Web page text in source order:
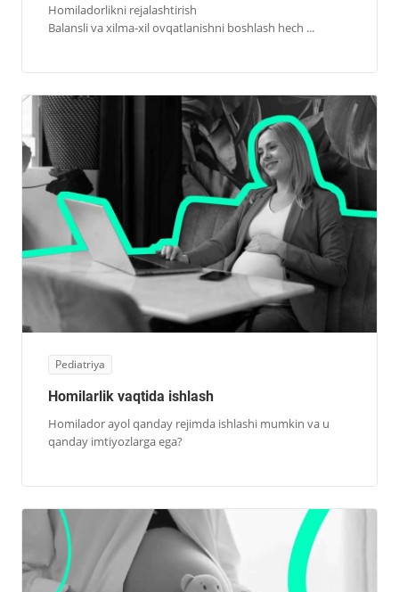
Homiladorlikni rejalashtirish
Balansli va xilma-xil ovqatlanishni boshlash hech ...
Pediatriya
Homilador ayol qanday rejimda ishlashi mumkin va u
qanday imtiyozlarga ega?
Homilarlik vaqtida ishlash